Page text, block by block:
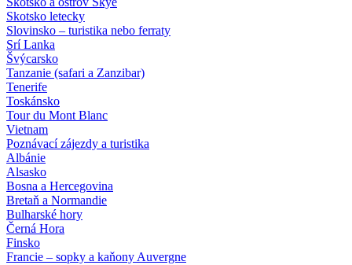
Skotsko letecky
Slovinsko – turistika nebo ferraty
Srí Lanka
Švýcarsko
Tanzanie (safari a Zanzibar)
Tenerife
Toskánsko
Tour du Mont Blanc
Vietnam
Poznávací zájezdy a turistika
Albánie
Alsasko
Bosna a Hercegovina
Bretaň a Normandie
Bulharské hory
Černá Hora
Finsko
Francie – sopky a kaňony Auvergne